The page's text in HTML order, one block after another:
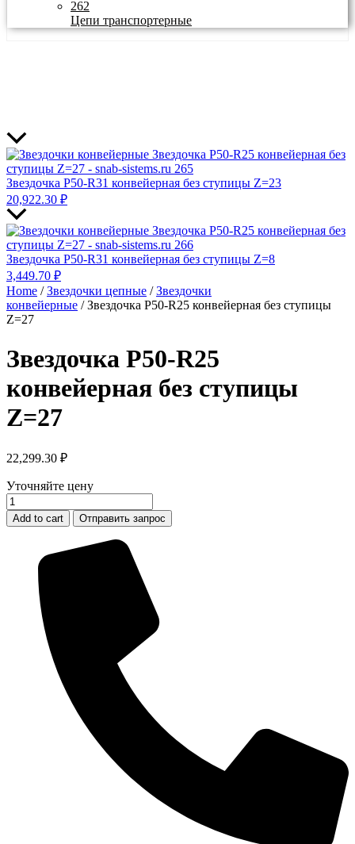
Цепи транспортерные
Звездочка P50-R31 конвейерная без ступицы Z=23
20,922.30 ₽
Звездочка P50-R31 конвейерная без ступицы Z=8
3,449.70 ₽
Home /Звездочки цепные /Звездочки
конвейерные / Звездочка P50-R25 конвейерная без ступицы
Z=27
Звездочка P50-R25
конвейерная без ступицы
Z=27
22,299.30 ₽
Уточняйте цену
Звездочка
P50-
R25
ступицы
quantity
Add to cart Отправить запрос